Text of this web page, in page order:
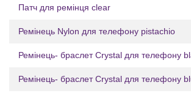
Патч для ремінця clear
Ремінець Nylon для телефону pistachio
Ремінець- браслет Crystal для телефону
Ремінець- браслет Crystal для телефону